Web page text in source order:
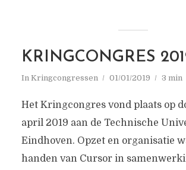
KRINGCONGRES
In Kringcongressen 01/01/2019 3 min
Het Kringcongres vond plaats op
april 2019 aan de Technische
Eindhoven. Opzet en organisatie
handen van Cursor in